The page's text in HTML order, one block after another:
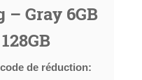
– Gray 6GB
de réduction: